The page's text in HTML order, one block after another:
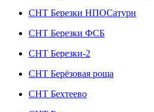
СНТ Березки НПОСатурн
СНТ Березки ФСБ
СНТ Березки-2
СНТ Берёзовая роща
СНТ Бехтеево